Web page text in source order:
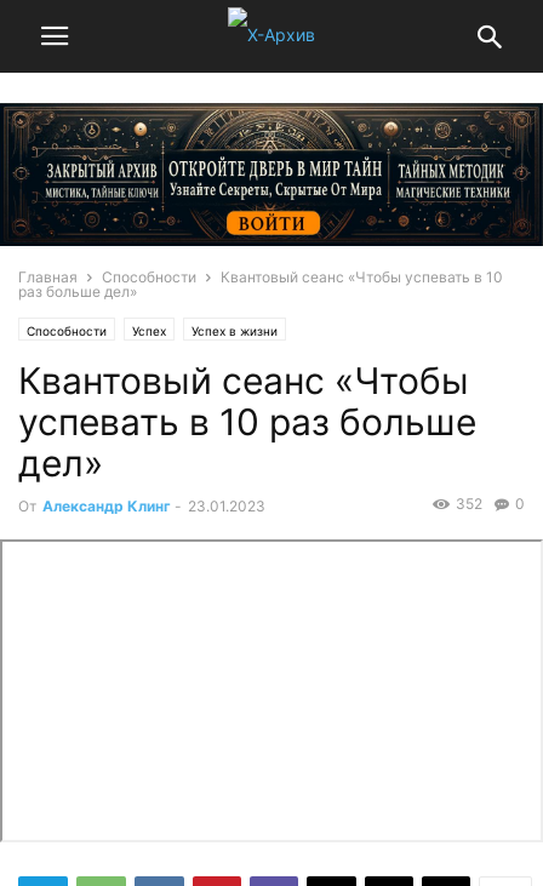
Главная Способности
Квантовый сеанс «Чтобы успевать в 10
раз больше дел»
Способности Успех Успех в жизни
Квантовый сеанс «Чтобы
успевать в 10 раз больше
дел»
От Александр Клинг - 23.01.2023 0
352